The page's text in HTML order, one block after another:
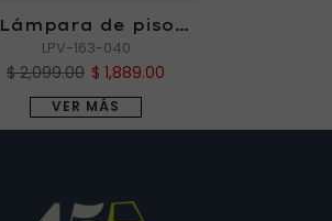
Lámpara de piso
NORI IV
LPV-163-040
$ 2,099.00 $ 1,889.00
VER MÁS